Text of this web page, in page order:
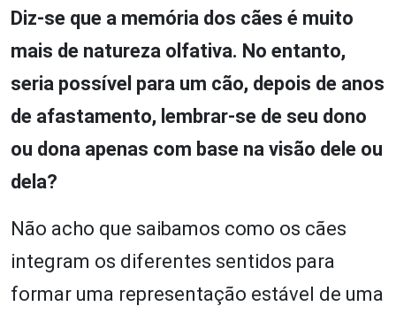
Diz-se que a memória dos cães é muito
mais de natureza olfativa. No entanto,
seria possível para um cão, depois de anos
de afastamento, lembrar-se de seu dono
ou dona apenas com base na visão dele ou
dela?
Não acho que saibamos como os cães
integram os diferentes sentidos para
formar uma representação estável de uma